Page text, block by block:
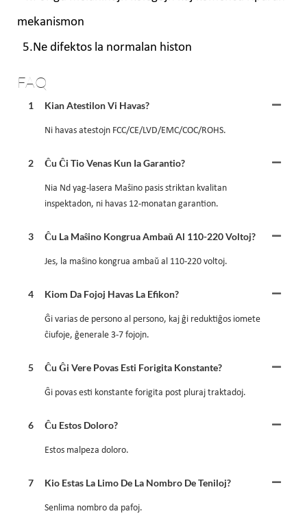
mekanismon
5.Ne difektos la normalan histon
FAQ
1 Kian Atestilon Vi Havas?
Ni havas atestojn FCC/CE/LVD/EMC/COC/ROHS.
2 Ĉu Ĉi Tio Venas Kun Ia Garantio?
Nia Nd yag-lasera Maŝino pasis striktan kvalitan
inspektadon, ni havas 12-monatan garantion.
3 Ĉu La Maŝino Kongrua Ambaŭ Al 110-220 Voltoj?
Jes, la maŝino kongrua ambaŭ al 110-220 voltoj.
4 Kiom Da Fojoj Havas La Efikon?
Ĝi varias de persono al persono, kaj ĝi reduktiĝos iomete
ĉiufoje, ĝenerale 3-7 fojojn.
5 Ĉu Ĝi Vere Povas Esti Forigita Konstante?
Ĝi povas esti konstante forigita post pluraj traktadoj.
6 Ĉu Estos Doloro?
Estos malpeza doloro.
7 Kio Estas La Limo De La Nombro De Teniloj?
Senlima nombro da pafoj.